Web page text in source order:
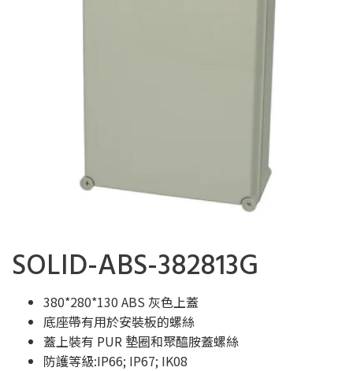
SOLID-ABS-382813G
380*280*130 ABS 灰色上蓋
底座帶有用於安裝板的螺絲
蓋上裝有 PUR 墊圈和聚醯胺蓋螺絲
防護等級:IP66; IP67; IK08